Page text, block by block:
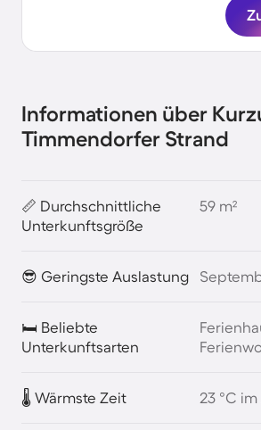
Informationen über
Timmendorfer Strand
📏 Durchschnittliche
Unterkunftsgröße
59 m²
😎 Geringste Auslastung
🛏️ Beliebte
Unterkunftsarten
🌡️ Wärmste Zeit 23 °C